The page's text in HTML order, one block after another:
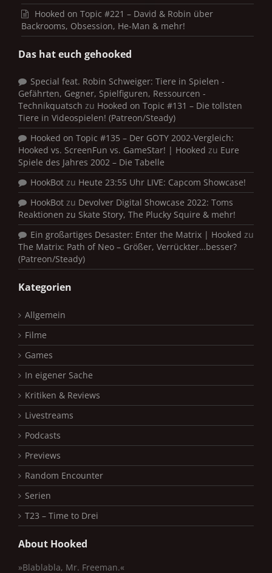
Hooked on Topic #221 – David & Robin über
Backrooms, Obsession, He-Man & mehr!
Das hat euch gehooked
Special feat. Robin Schweiger: Tiere in Spielen -
Gefährten, Gegner, Spielfiguren, Ressourcen -
Technikquatsch zu Hooked on Topic #131 – Die tollsten
Tiere in Videospielen! (Patreon/Steady)
Hooked on Topic #135 – Der GOTY 2002-Vergleich:
Hooked vs. ScreenFun vs. GameStar! | Hooked zu Eure
Spiele des Jahres 2002 – Die Tabelle
HookBot zu Heute 23:55 Uhr LIVE: Capcom Showcase!
HookBot zu Devolver Digital Showcase 2022: Toms
Reaktionen zu Skate Story, The Plucky Squire & mehr!
Ein großartiges Desaster: Enter the Matrix | Hooked zu
The Matrix: Path of Neo – Größer, Verrückter…besser?
(Patreon/Steady)
Kategorien
Allgemein
Filme
Games
In eigener Sache
Kritiken & Reviews
Livestreams
Podcasts
Previews
Random Encounter
Serien
T23 – Time to Drei
About Hooked
»Blablabla, Mr. Freeman.«